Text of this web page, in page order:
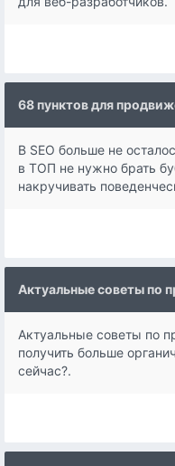
68 пунктов для
В SEO больше не
в ТОП не нужно брать
накручивать
Актуальные советы по
Актуальные советы по
получить больше
сейчас?.